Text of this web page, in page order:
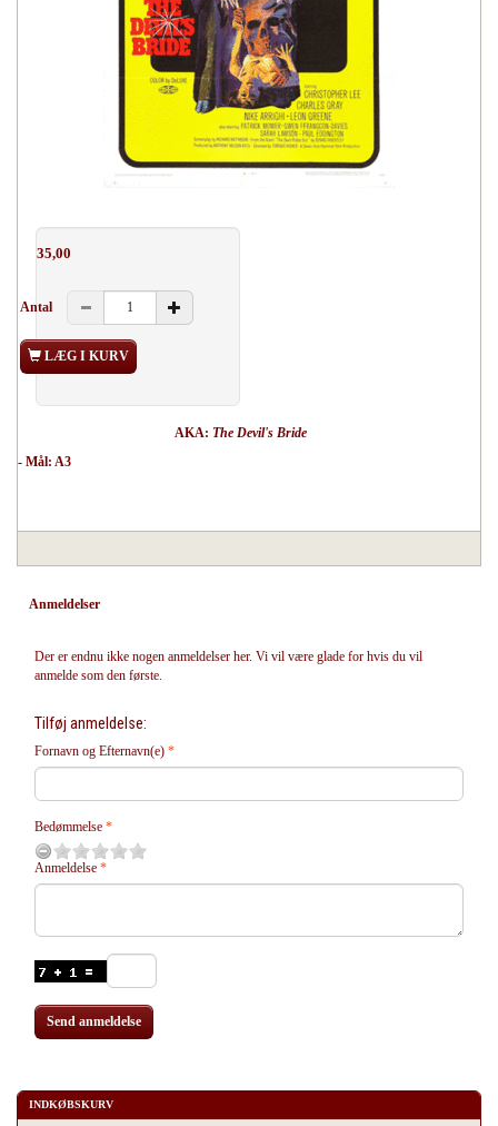
35,00
Antal
LÆG I KURV
AKA: The Devil's Bride
- Mål: A3
Anmeldelser
Der er endnu ikke nogen anmeldelser her. Vi vil være glade for hvis du vil
anmelde som den første.
Tilføj anmeldelse:
Fornavn og Efternavn(e)
Bedømmelse
Anmeldelse
Send anmeldelse
INDKØBSKURV